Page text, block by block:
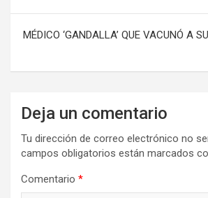
entradas
MÉDICO ‘GANDALLA’ QUE VACUNÓ A
Deja un comentario
Tu dirección de correo electrónico no
campos obligatorios están marcados
Comentario *